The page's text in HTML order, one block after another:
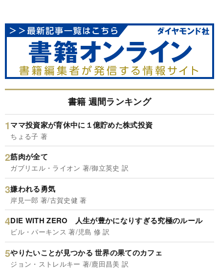
書籍 週間ランキング
ママ投資家が育休中に１億貯めた株式投資
ちょる子 著
筋肉が全て
ガブリエル・ライオン 著/御立英史 訳
嫌われる勇気
岸見一郎 著/古賀史健 著
DIE WITH ZERO 人生が豊かになりすぎる究極のルール
ビル・パーキンス 著/児島 修 訳
やりたいことが見つかる 世界の果てのカフェ
ジョン・ストレルキー 著/鹿田昌美 訳